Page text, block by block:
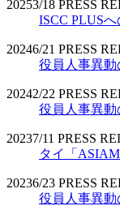
20253/18 PRESS
ISCC PLUS
20246/21 PRESS
役員人事異
20242/22 PRESS
役員人事異
20237/11 PRESS
タイ「
20236/23 PRESS
役員人事異